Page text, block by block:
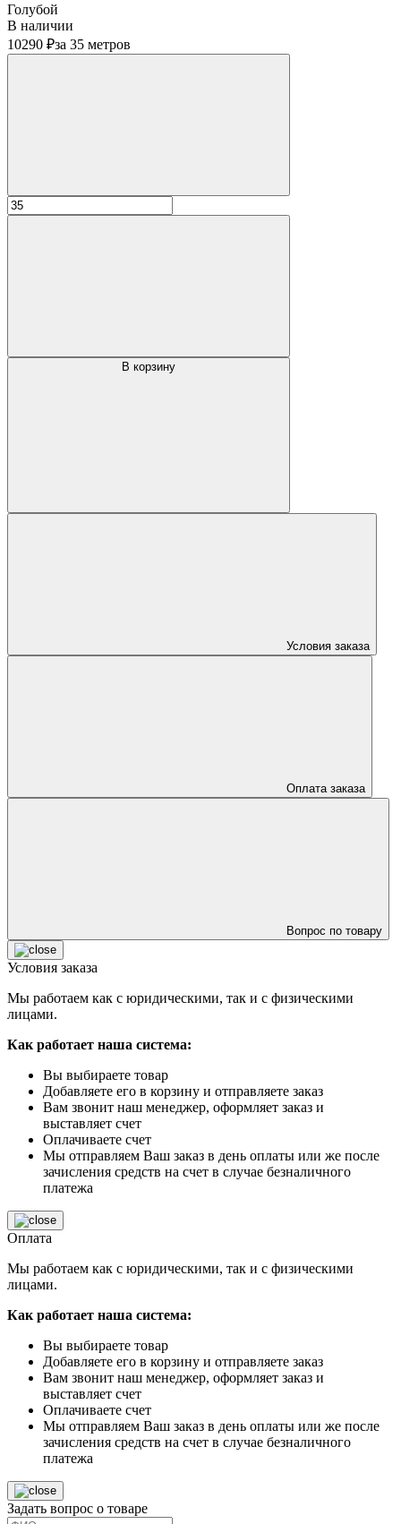
Голубой
В наличии
10290 ₽за 35 метров
В корзину
Условия заказа
Оплата заказа
Вопрос по товару
Условия заказа
Мы работаем как с юридическими, так и с физическими
лицами.
Как работает наша система:
Вы выбираете товар
Добавляете его в корзину и отправляете заказ
Вам звонит наш менеджер, оформляет заказ и
выставляет счет
Оплачиваете счет
Мы отправляем Ваш заказ в день оплаты или же после
зачисления средств на счет в случае безналичного
платежа
Оплата
Мы работаем как с юридическими, так и с физическими
лицами.
Как работает наша система:
Вы выбираете товар
Добавляете его в корзину и отправляете заказ
Вам звонит наш менеджер, оформляет заказ и
выставляет счет
Оплачиваете счет
Мы отправляем Ваш заказ в день оплаты или же после
зачисления средств на счет в случае безналичного
платежа
Задать вопрос о товаре